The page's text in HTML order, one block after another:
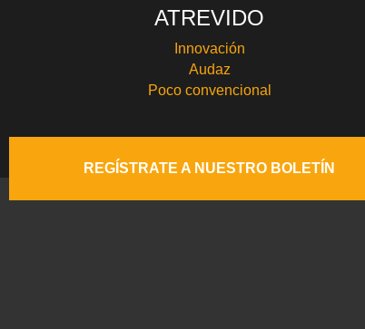
ATREVIDO
Innovación
Audaz
Poco convencional
REGÍSTRATE A NUESTRO BOLETÍN